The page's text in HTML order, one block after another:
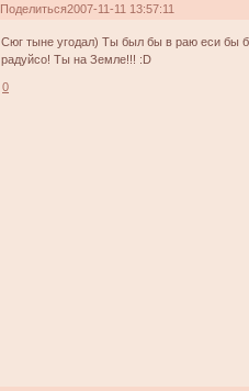
Поделиться2007-11-11 13:57:11
Сюг тыне угодал) Ты был бы в раю еси бы
радуйсо! Ты на Земле!!! :D
0